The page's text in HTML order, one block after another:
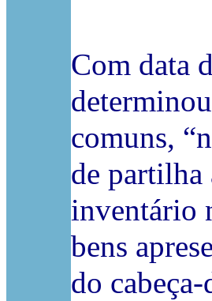
Com data
comuns,
de partilha
inventário
bens
do